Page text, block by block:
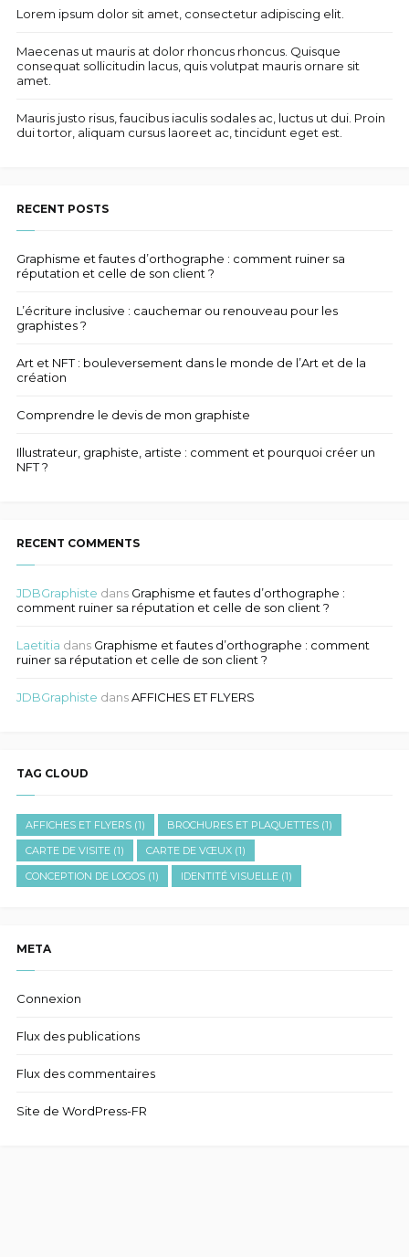
Lorem ipsum dolor sit amet, consectetur adipiscing elit.
Maecenas ut mauris at dolor rhoncus rhoncus. Quisque
consequat sollicitudin lacus, quis volutpat mauris ornare sit
amet.
Mauris justo risus, faucibus iaculis sodales ac, luctus ut dui. Proin
dui tortor, aliquam cursus laoreet ac, tincidunt eget est.
RECENT POSTS
Graphisme et fautes d’orthographe : comment ruiner sa
réputation et celle de son client ?
L’écriture inclusive : cauchemar ou renouveau pour les
graphistes ?
Art et NFT : bouleversement dans le monde de l’Art et de la
création
Comprendre le devis de mon graphiste
Illustrateur, graphiste, artiste : comment et pourquoi créer un
NFT ?
RECENT COMMENTS
JDBGraphiste dans Graphisme et fautes d’orthographe :
comment ruiner sa réputation et celle de son client ?
Laetitia dans Graphisme et fautes d’orthographe : comment
ruiner sa réputation et celle de son client ?
JDBGraphiste dansAFFICHES ET FLYERS
TAG CLOUD
AFFICHES ET FLYERS (1) BROCHURES ET PLAQUETTES (1)
CARTE DE VISITE (1) CARTE DE VŒUX (1)
CONCEPTION DE LOGOS (1) IDENTITÉ VISUELLE (1)
META
Connexion
Flux des publications
Flux des commentaires
Site de WordPress-FR